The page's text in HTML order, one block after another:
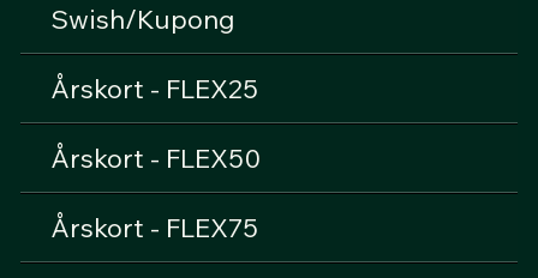
Swish/Kupong
Årskort - FLEX25
Årskort - FLEX50
Årskort - FLEX75